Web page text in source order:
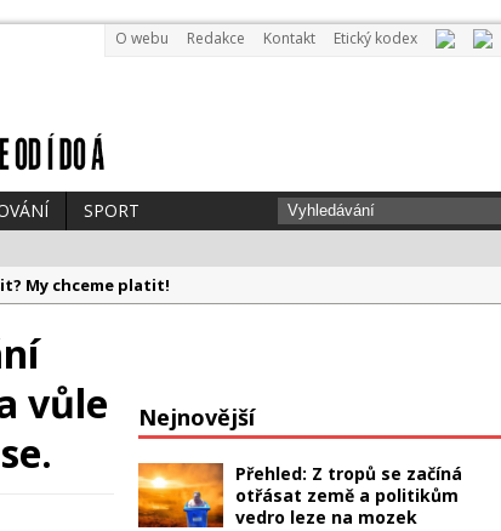
O webu Redakce Kontakt Etický kodex
SPORT
My chceme platit!
bude mastná
televize posílá Babišovi dopis. Ups and downs type a week
leze na mozek
vůle
Nejnovější
Přehled: Z tropů se začíná
otřásat země a politikům
vedro leze na mozek